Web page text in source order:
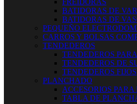
FREIDORAS
BATIDORAS DE
BATIDORAS DE
PEQUEÑO
CARROS Y BOLSAS
TENDEDEROS
TENDEDEROS
TENDEDEROS DE
TENDEDEROS FIJOS
PLANCHADO
ACCESORIOS
TABLA DE